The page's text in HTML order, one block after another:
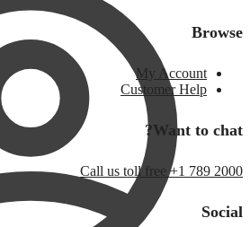
Browse
My Account
Customer Help
Want to chat?
Call us toll free +1 789 2000
Social